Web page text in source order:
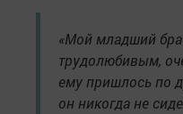
«Мой младший
трудолюбивым,
ему пришлось по
он никогда не